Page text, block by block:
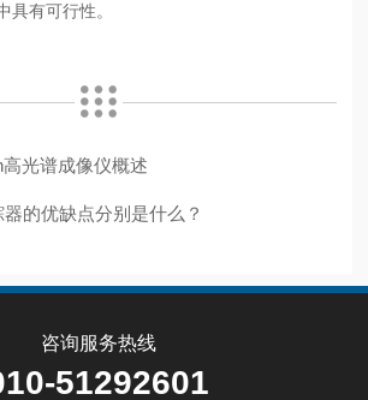
具有可行性。
高光谱成像仪概述
的优缺点分别是什么？
咨询服务热线
51292601